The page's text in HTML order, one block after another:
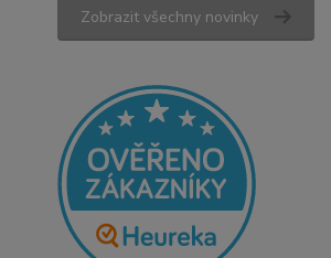
Zobrazit všechny novinky